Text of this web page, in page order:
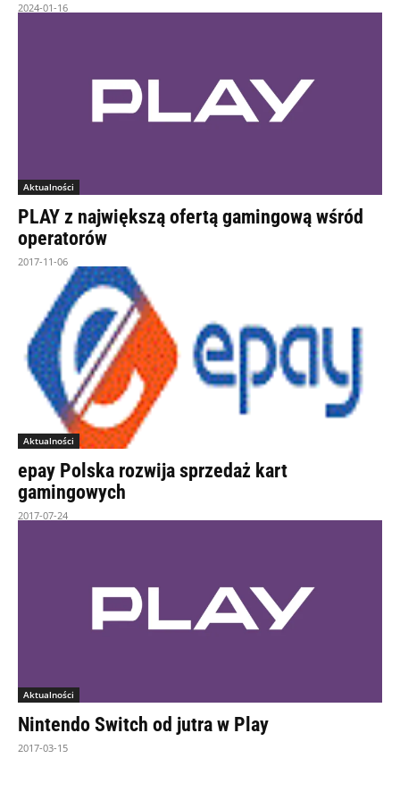
2024-01-16
Aktualności
PLAY z największą ofertą gamingową wśród
operatorów
2017-11-06
Aktualności
epay Polska rozwija sprzedaż kart
gamingowych
2017-07-24
Aktualności
Nintendo Switch od jutra w Play
2017-03-15